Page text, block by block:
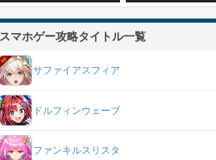
スマホゲー攻略タイトル一覧
サファイアスフィア
ドルフィンウェーブ
ファンキルスリスタ